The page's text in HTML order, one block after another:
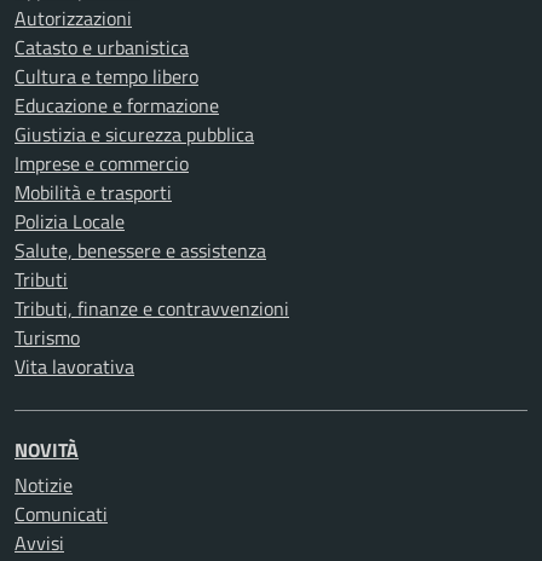
Autorizzazioni
Catasto e urbanistica
Cultura e tempo libero
Educazione e formazione
Giustizia e sicurezza pubblica
Imprese e commercio
Mobilità e trasporti
Polizia Locale
Salute, benessere e assistenza
Tributi
Tributi, finanze e contravvenzioni
Turismo
Vita lavorativa
NOVITÀ
Notizie
Comunicati
Avvisi